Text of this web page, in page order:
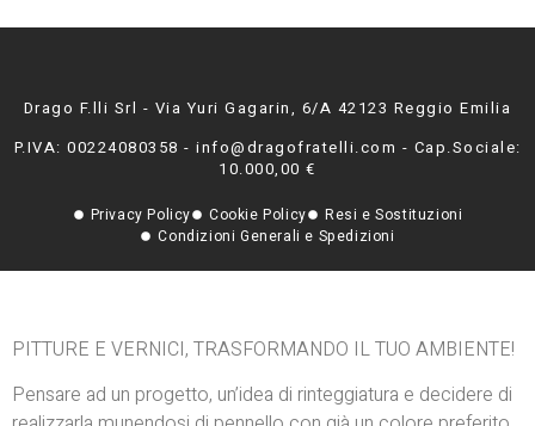
Drago F.lli Srl - Via Yuri Gagarin, 6/A 42123 Reggio Emilia
P.IVA: 00224080358 - info@dragofratelli.com - Cap.Sociale:
10.000,00 €
Privacy Policy Cookie Policy
Resi e Sostituzioni
Condizioni Generali e Spedizioni
PITTURE E VERNICI, TRASFORMANDO IL TUO AMBIENTE!
Pensare ad un progetto, un’idea di rinteggiatura e decidere di